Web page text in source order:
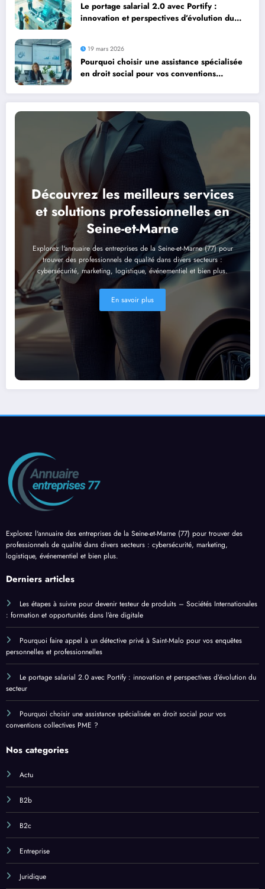
Le portage salarial 2.0 avec Portify :
innovation et perspectives d’évolution du
19 mars 2026
Pourquoi choisir une assistance spécialisée
en droit social pour vos conventions
Découvrez les meilleurs services
et solutions professionnelles en
Seine-et-Marne
Explorez l'annuaire des entreprises de la Seine-et-Marne (77) pour
trouver des professionnels de qualité dans divers secteurs :
cybersécurité, marketing, logistique, événementiel et bien plus.
En savoir plus
Explorez l'annuaire des entreprises de la Seine-et-Marne (77) pour trouver des
professionnels de qualité dans divers secteurs : cybersécurité, marketing,
logistique, événementiel et bien plus.
Derniers articles
Les étapes à suivre pour devenir testeur de produits – Sociétés Internationales
: formation et opportunités dans l’ère digitale
Pourquoi faire appel à un détective privé à Saint-Malo pour vos enquêtes
personnelles et professionnelles
Le portage salarial 2.0 avec Portify : innovation et perspectives d’évolution du
secteur
Pourquoi choisir une assistance spécialisée en droit social pour vos
conventions collectives PME ?
Nos categories
Actu
B2b
B2c
Entreprise
Juridique